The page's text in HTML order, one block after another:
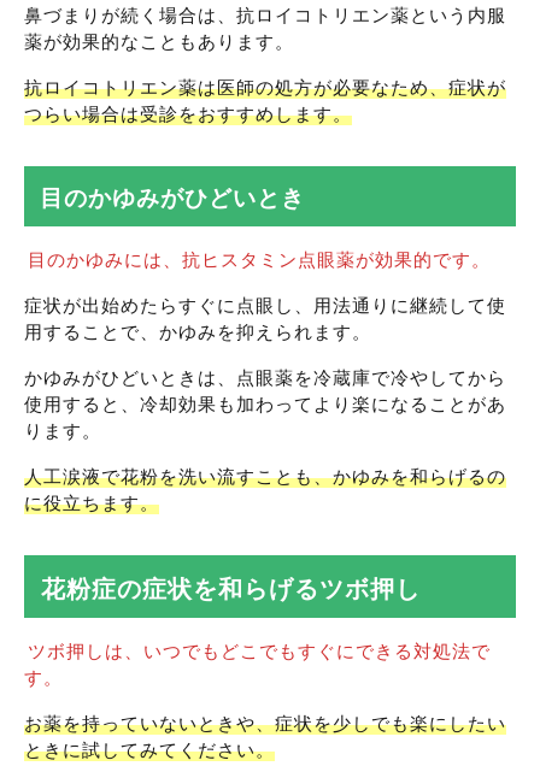
鼻づまりが続く場合は、抗ロイコトリエン薬という内服
薬が効果的なこともあります。
抗ロイコトリエン薬は医師の処方が必要なため、症状が
つらい場合は受診をおすすめします。
目のかゆみがひどいとき
目のかゆみには、抗ヒスタミン点眼薬が効果的です。
症状が出始めたらすぐに点眼し、用法通りに継続して使
用することで、かゆみを抑えられます。
かゆみがひどいときは、点眼薬を冷蔵庫で冷やしてから
使用すると、冷却効果も加わってより楽になることがあ
ります。
人工涙液で花粉を洗い流すことも、かゆみを和らげるの
に役立ちます。
花粉症の症状を和らげるツボ押し
ツボ押しは、いつでもどこでもすぐにできる対処法で
す。
お薬を持っていないときや、症状を少しでも楽にしたい
ときに試してみてください。